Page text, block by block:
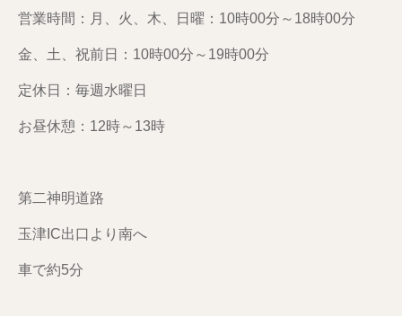
営業時間：月、火、木、日曜：10時00分～18時00分
金、土、祝前日：10時00分～19時00分
定休日：毎週水曜日
お昼休憩：12時～13時
第二神明道路
玉津IC出口より南へ
車で約5分